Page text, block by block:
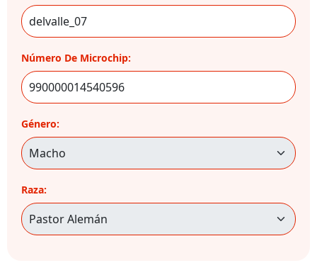
Número De Microchip:
Género:
Raza: